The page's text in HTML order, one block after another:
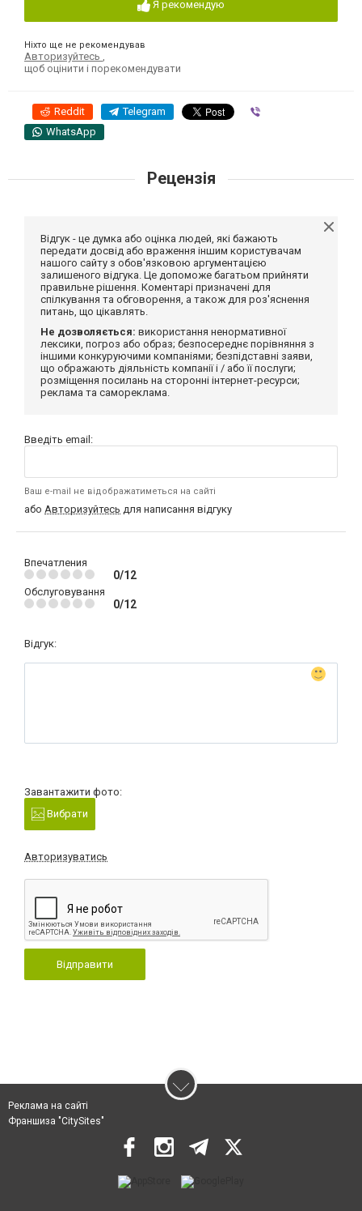
Я рекомендую
Ніхто ще не рекомендував
Авторизуйтесь
щоб оцінити і порекомендувати
Reddit Telegram
WhatsApp
Рецензія
Відгук - це думка або оцінка людей, які бажають
передати досвід або враження іншим користувачам
нашого сайту з обов'язковою аргументацією
залишеного відгука. Це допоможе багатьом прийняти
правильне рішення. Коментарі призначені для
спілкування та обговорення, а також для роз'яснення
питань, що цікавлять.
Не дозволяється: використання ненормативної
лексики, погроз або образ; безпосереднє порівняння з
іншими конкуруючими компаніями; безпідставні заяви,
що ображають діяльність компанії і / або її послуги;
розміщення посилань на сторонні інтернет-ресурси;
реклама та самореклама.
Введіть email:
Ваш e-mail не відображатиметься на сайті
або Авторизуйтесь для написання відгуку
Впечатления
0/12
Обслуговування
0/12
Відгук:
Завантажити фото:
Вибрати
Авторизуватись
Відправити
Реклама на сайті
Франшиза "CitySites"